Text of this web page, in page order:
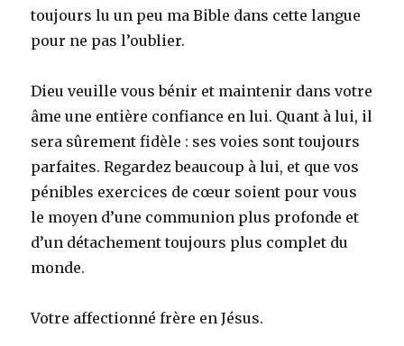
toujours lu un peu ma Bible dans cette langue
pour ne pas l’oublier.
Dieu veuille vous bénir et maintenir dans votre
âme une entière confiance en lui. Quant à lui, il
sera sûrement fidèle : ses voies sont toujours
parfaites. Regardez beaucoup à lui, et que vos
pénibles exercices de cœur soient pour vous
le moyen d’une communion plus profonde et
d’un détachement toujours plus complet du
monde.
Votre affectionné frère en Jésus.